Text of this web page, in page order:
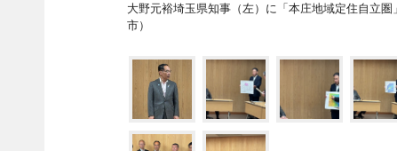
大野元裕埼玉県知事（左）に「本庄地域定住自立
市）